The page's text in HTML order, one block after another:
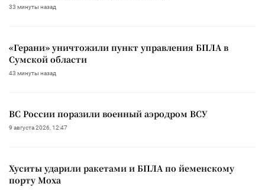
33 минуты назад
«Герани» уничтожили пункт управления БПЛА в
Сумской области
43 минуты назад
ВС России поразили военный аэродром ВСУ
9 августа 2026, 12:47
Хуситы ударили ракетами и БПЛА по йеменскому
порту Моха